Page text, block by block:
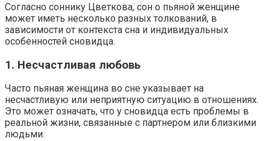
Согласно соннику Цветкова, сон о пьяной женщине
может иметь несколько разных толкований, в
зависимости от контекста сна и индивидуальных
особенностей сновидца.
1. Несчастливая любовь
Часто пьяная женщина во сне указывает на
несчастливую или неприятную ситуацию в отношениях.
Это может означать, что у сновидца есть проблемы в
реальной жизни, связанные с партнером или близкими
людьми.